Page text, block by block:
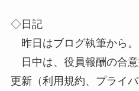
◇日記
昨日はブログ執筆から。
日中は、役員報酬の合
更新（利用規約、プライ